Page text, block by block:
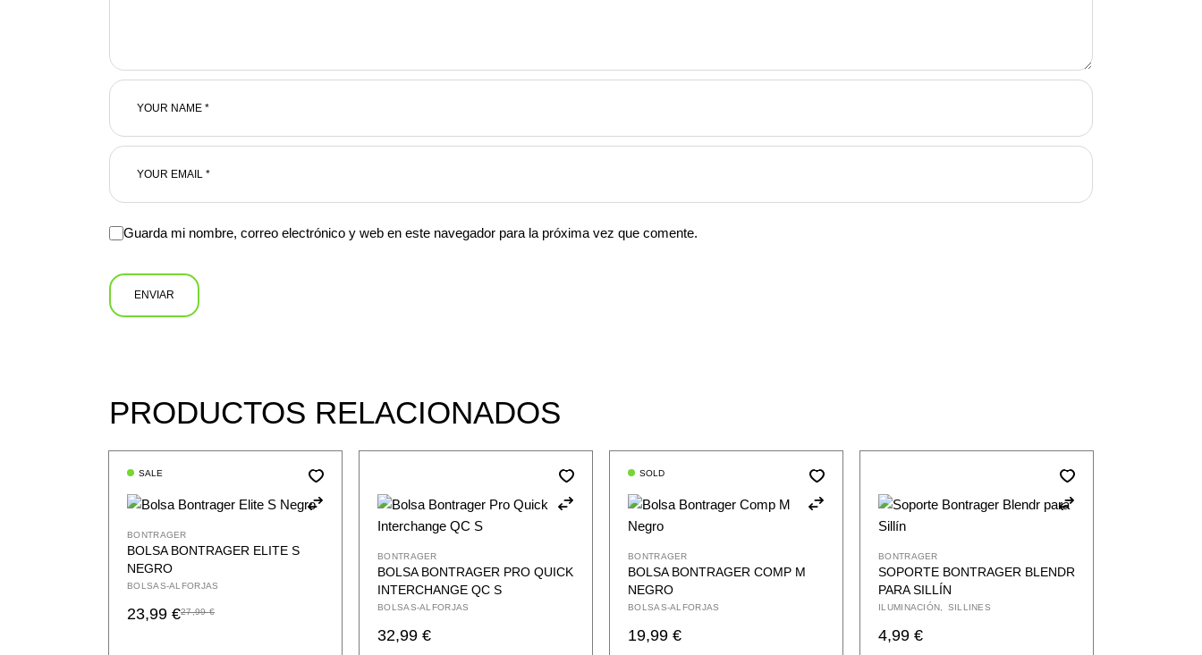
Guarda mi nombre, correo electrónico y web en este navegador para la próxima vez que comente.
ENVIAR
PRODUCTOS RELACIONADOS
SALE
BONTRAGER
BOLSA BONTRAGER ELITE S
NEGRO
BOLSAS-ALFORJAS
27,99€
El
23,99 €
El
BONTRAGER
BOLSA BONTRAGER PRO QUICK
INTERCHANGE QC S
BOLSAS-ALFORJAS
32,99 €
SOLD
BONTRAGER
BOLSA BONTRAGER COMP M
NEGRO
BOLSAS-ALFORJAS
19,99 €
BONTRAGER
SOPORTE BONTRAGER BLENDR
PARA SILLÍN
ILUMINACIÓN SILLINES
4,99 €